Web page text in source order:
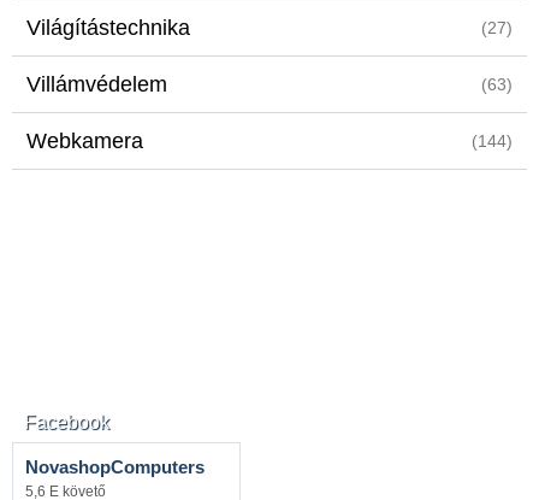
Világítástechnika (27)
Villámvédelem (63)
Webkamera (144)
Facebook
NovashopComputers
5,6 E követő